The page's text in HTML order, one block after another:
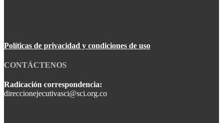
Políticas de privacidad y condiciones de uso
CONTÁCTENOS
Radicación correspondencia:
direccionejecutivasci@sci.org.co